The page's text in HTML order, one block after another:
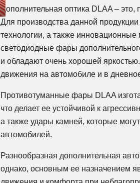
Дополнительная оптика DLAA –
Для производства данной
технологии, а также
светодиодные фары
и обладают очень хорошей
движения на автомобиле и в
Противотуманные фары DLAA
что делает ее устойчивой к
а также удары камней, которые
автомобилей.
Разнообразная дополнительная
однако, основным ее назначением